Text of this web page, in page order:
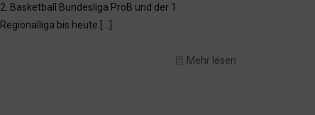
2. Basketball Bundesliga ProB und der 1.
Regionalliga bis heute
Mehr lesen